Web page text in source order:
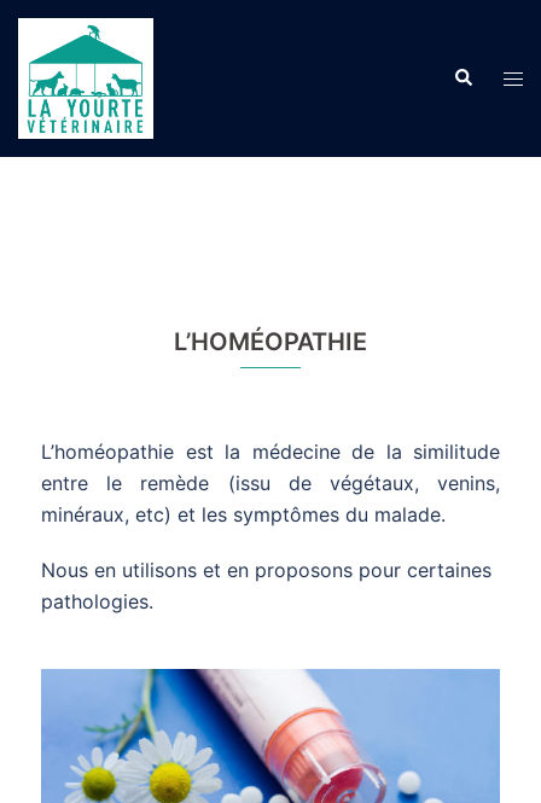
Aller
contenu
L’HOMÉOPATHIE
L’homéopathie est la médecine de la similitude
entre le remède (issu de végétaux, venins,
minéraux, etc) et les symptômes du malade.
Nous en utilisons et en proposons pour certaines
pathologies.